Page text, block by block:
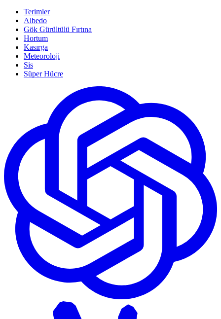
Terimler
Albedo
Gök Gürültülü Fırtına
Hortum
Kasırga
Meteoroloji
Sis
Süper Hücre